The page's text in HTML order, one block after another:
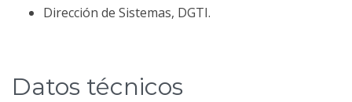
Dirección de Sistemas, DGTI.
Datos técnicos